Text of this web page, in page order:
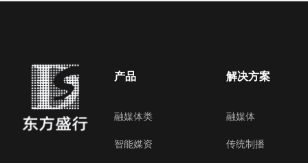
产品
融媒体类
智能媒资
解决方案
融媒体
传统制播